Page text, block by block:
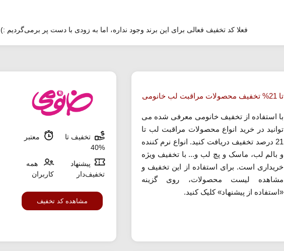
فعلا کد تخفیف فعالی برای این برند وجود نداره، اما به زودی با دست پر برمی‌گردیم :)
تا 21% تخفیف محصولات مراقبت لب خانومی
با استفاده از تخفیف خانومی معرفی شده می
توانید در خرید انواع محصولات مراقبت لب تا
21 درصد تخفیف دریافت کنید. انواع نرم کننده
و بالم لب، ماسک و پچ لب و... با تخفیف ویژه
خریداری است. برای استفاده از این تخفیف و
مشاهده لیست محصولات، روی گزینه
«استفاده از پیشنهاد» کلیک کنید.
تخفیف تا
%40
معتبر
پیشنهاد
تخفیف‌دار
همه
کاربران
مشاهده کد تخفیف